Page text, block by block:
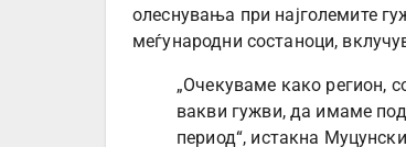
олеснувања при најголемите
меѓународни состаноци,
„Очекуваме како регион,
вакви гужви, да имаме
период“, истакна